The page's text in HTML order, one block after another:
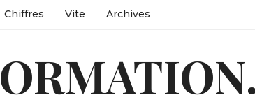
Chiffres Vite Archives